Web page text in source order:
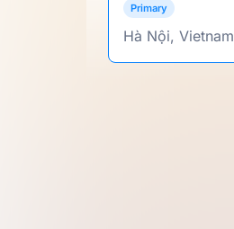
Primary
Hà Nội, Vietnam